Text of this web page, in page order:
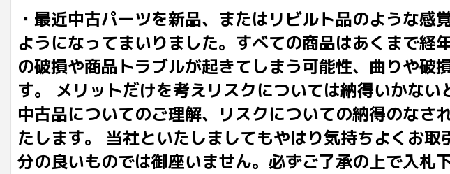
・最近中古パーツを新品、またはリビルト品のような
ようになってまいりました。すべての商品はあくまで
の破損や商品トラブルが起きてしまう可能性、曲りや
す。 メリットだけを考えリスクについては納得いかない
中古品についてのご理解、リスクについての納得のな
たします。 当社といたしましてもやはり気持ちよくお
分の良いものでは御座いません。必ずご了承の上で入札